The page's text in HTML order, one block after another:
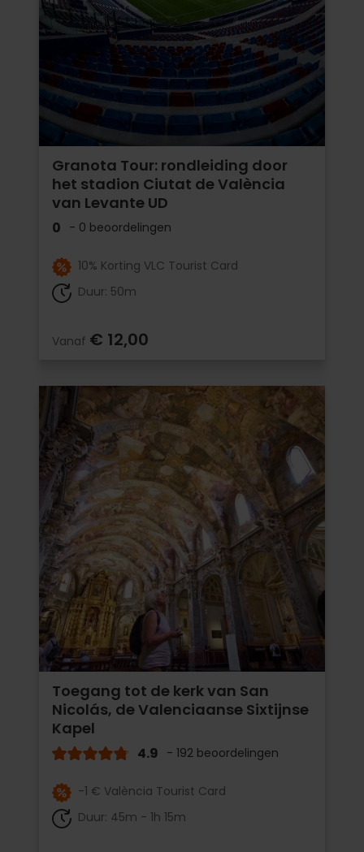
Granota Tour: rondleiding door
het stadion Ciutat de València
van Levante UD
0 - 0 beoordelingen
10% Korting VLC Tourist Card
Duur: 50m
Vanaf € 12,00
Toegang tot de kerk van San
Nicolás, de Valenciaanse Sixtijnse
Kapel
4.9 - 192 beoordelingen
-1 € València Tourist Card
Duur: 45m - 1h 15m